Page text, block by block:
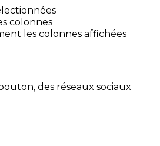
colonnes
les colonnes affichées
des réseaux sociaux